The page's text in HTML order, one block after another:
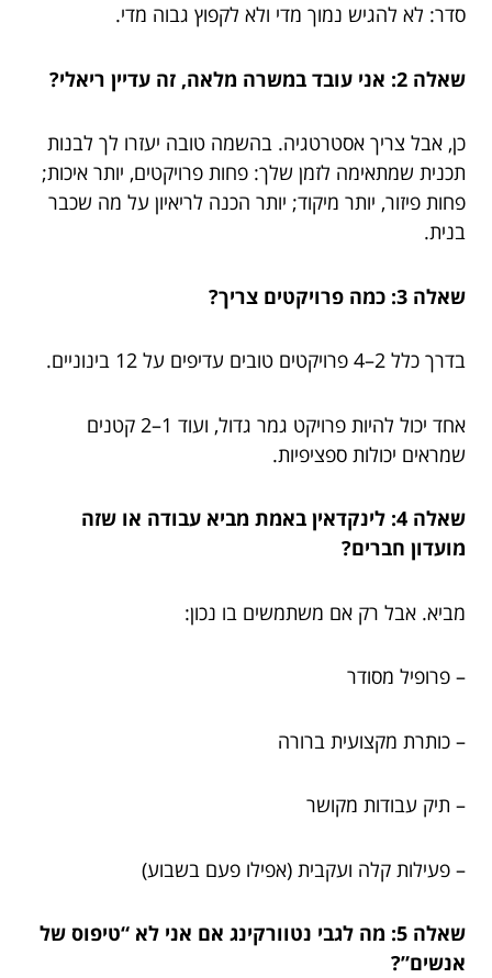
סדר: לא להגיש נמוך מדי ולא לקפוץ גבוה מדי.
שאלה 2: אני עובד במשרה מלאה, זה עדיין ריאלי?
כן, אבל צריך אסטרטגיה. בהשמה טובה יעזרו לך לבנות
תכנית שמתאימה לזמן שלך: פחות פרויקטים, יותר איכות;
פחות פיזור, יותר מיקוד; יותר הכנה לריאיון על מה שכבר
בנית.
שאלה 3: כמה פרויקטים צריך?
בדרך כלל 2–4 פרויקטים טובים עדיפים על 12 בינוניים.
אחד יכול להיות פרויקט גמר גדול, ועוד 1–2 קטנים
שמראים יכולות ספציפיות.
שאלה 4: לינקדאין באמת מביא עבודה או שזה
מועדון חברים?
מביא. אבל רק אם משתמשים בו נכון:
– פרופיל מסודר
– כותרת מקצועית ברורה
– תיק עבודות מקושר
– פעילות קלה ועקבית (אפילו פעם בשבוע)
שאלה 5: מה לגבי נטוורקינג אם אני לא “טיפוס של
אנשים”?